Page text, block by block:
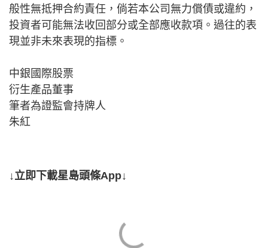
般性無抵押合約責任，倘若本公司無力償債或違約，
投資者可能無法收回部分或全部應收款項。過往的表
現並非未來表現的指標。
中銀國際股票
衍生產品董事
筆者為證監會持牌人
朱紅
↓立即下載星島頭條App↓